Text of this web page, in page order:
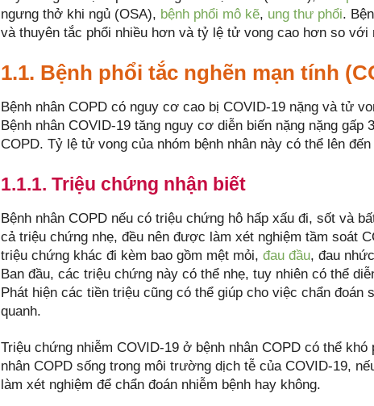
ngưng thở khi ngủ (OSA), bệnh phổi mô kẽ, ung thư phổi.
và thuyên tắc phổi nhiều hơn và tỷ lệ tử vong cao hơn so với
1.1. Bệnh phổi tắc nghẽn mạn tính
Bệnh nhân COPD có nguy cơ cao bị COVID-19 nặng và tử
Bệnh nhân COVID-19 tăng nguy cơ diễn biến nặng nặng
COPD. Tỷ lệ tử vong của nhóm bệnh nhân này có thể lên đến
1.1.1. Triệu chứng nhận biết
Bệnh nhân COPD nếu có triệu chứng hô hấp xấu đi, sốt và
cả triệu chứng nhẹ, đều nên được làm xét nghiệm tầm soát
triệu chứng khác đi kèm bao gồm mệt mỏi, đau đầu, đau
Ban đầu, các triệu chứng này có thể nhẹ, tuy nhiên có thể
Phát hiện các tiền triệu cũng có thể giúp cho việc chẩn
quanh.
Triệu chứng nhiễm COVID-19 ở bệnh nhân COPD có thể
nhân COPD sống trong môi trường dịch tễ của COVID-19,
làm xét nghiệm để chẩn đoán nhiễm bệnh hay không.